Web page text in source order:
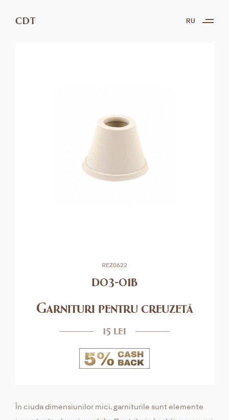
CDT RU
REZ0622
d03-01b
Garnituri pentru creuzetă
15 lei
În ciuda dimensiunilor mici, garniturile sunt elemente